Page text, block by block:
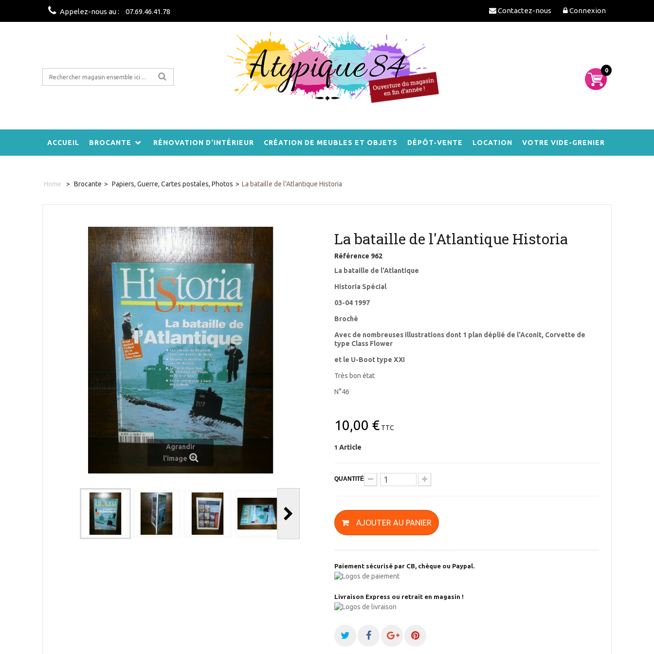
Connexion
Contactez-nous
Appelez-nous au : 07.69.46.41.78
0
ACCUEIL BROCANTE RÉNOVATION D'INTÉRIEUR CRÉATION DE MEUBLES ET OBJETS DÉPÔT-VENTE LOCATION VOTRE VIDE-GRENIER
Home > Brocante > Papiers, Guerre, Cartes postales, Photos > La bataille de l'Atlantique Historia
Agrandir
l'image
La bataille de l'Atlantique Historia
Référence 962
La bataille de l'Atlantique
Historia Spécial
03-04 1997
Broché
Avec de nombreuses illustrations dont 1 plan déplié de l'Aconit, Corvette de
type Class Flower
et le U-Boot type XXI
Très bon état
N°46
10,00 € TTC
1 Article
QUANTITÉ
AJOUTER AU PANIER
Paiement sécurisé par CB, chèque ou Paypal.
Livraison Express ou retrait en magasin !